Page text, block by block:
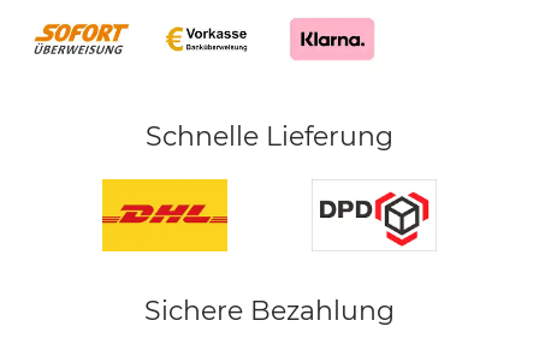
Schnelle Lieferung
Sichere Bezahlung